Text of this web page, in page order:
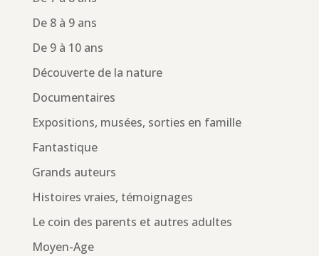
De 8 à 9 ans
De 9 à 10 ans
Découverte de la nature
Documentaires
Expositions, musées, sorties en famille
Fantastique
Grands auteurs
Histoires vraies, témoignages
Le coin des parents et autres adultes
Moyen-Age